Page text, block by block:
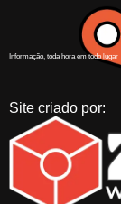
Informação, toda hora em todo lugar
Site criado por: